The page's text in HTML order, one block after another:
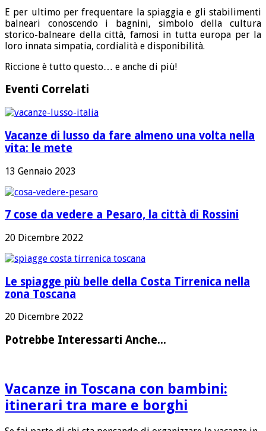
E per ultimo per frequentare la spiaggia e gli stabilimenti
balneari conoscendo i bagnini, simbolo della cultura
storico-balneare della città, famosi in tutta europa per la
loro innata simpatia, cordialità e disponibilità.
Riccione è tutto questo… e anche di più!
Eventi Correlati
Vacanze di lusso da fare almeno una volta nella
vita: le mete
13 Gennaio 2023
7 cose da vedere a Pesaro, la città di Rossini
20 Dicembre 2022
Le spiagge più belle della Costa Tirrenica nella
zona Toscana
20 Dicembre 2022
Potrebbe Interessarti Anche...
Vacanze in Toscana con bambini:
itinerari tra mare e borghi